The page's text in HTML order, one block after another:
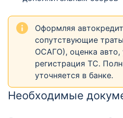
Оформляя
сопутствующие
ОСАГО), оценка авто,
регистрация ТС.
уточняется в банке.
Необходимые